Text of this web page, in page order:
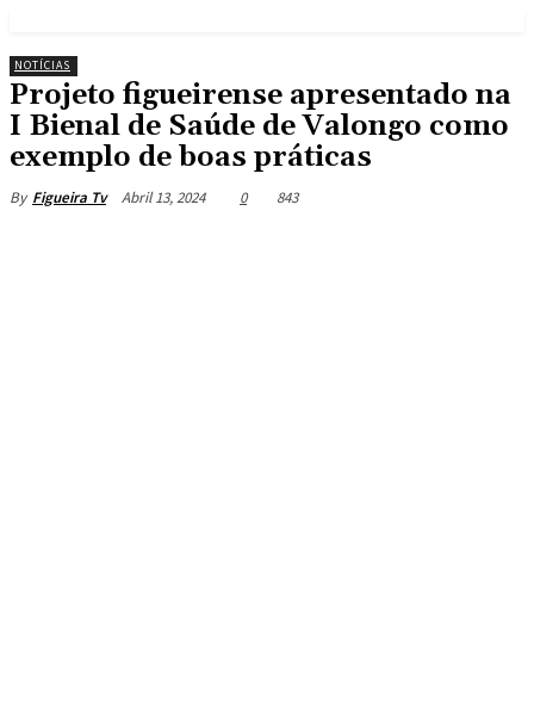
NOTÍCIAS
Projeto figueirense apresentado na
I Bienal de Saúde de Valongo como
exemplo de boas práticas
By Figueira Tv Abril 13, 2024 0 843